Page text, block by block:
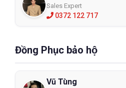
Sales Expert
0372 122 717
Đồng Phục bảo hộ
Vũ Tùng